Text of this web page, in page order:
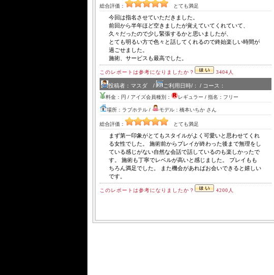
総合評価： とても満足
今回は指名させていただきました。
前回から半年ほど空きましたが覚えていてくれていて、
久々だったので少し緊張するかと思いましたが、
とても明るい方で色々と話してくれるので終始楽しい時間が
過ごせました。
施術、サービスも最高でした。
このレポートは参考になりましたか？ 3404 人
投稿者：マスダ / ご利用日時/： / コース：
料金：円 / アイズ会員種別： レギュラー / 指名：フリー
場所：ラブホテル / モデル：橋本いちか さん
総合評価： とても満足
まず第一印象がとてもスタイルがよく可愛いと思わせてくれ
る女性でした。 施術前からプレイが終わった後まで無理をし
ている感じがない自然な会話で話しているのも楽しかったで
す。 施術も丁寧でレベルが高いと感じました。 プレイもも
ちろん満足でした。 また機会があればお会いできると嬉しい
です。
このレポートは参考になりましたか？ 4200 人